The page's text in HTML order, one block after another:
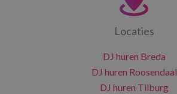
Locaties
DJ huren Breda
DJ huren Roosendaal
DJ huren Tilburg